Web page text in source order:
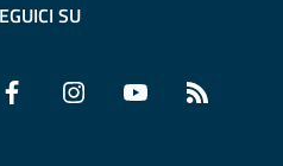
SU
Facebook InstagramYouTube